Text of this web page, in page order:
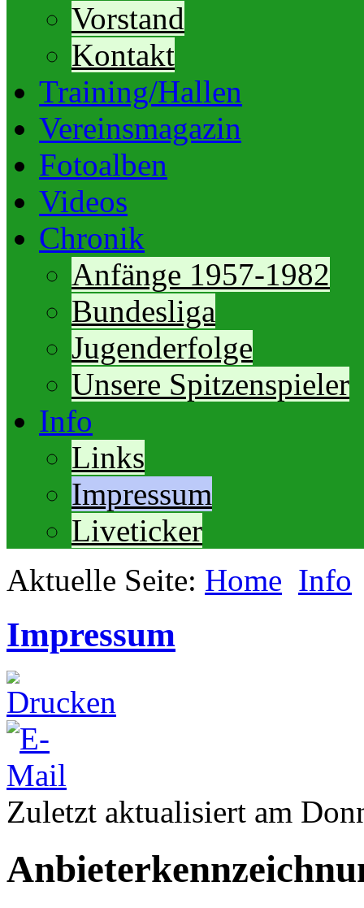
Vorstand
Kontakt
Training/Hallen
Vereinsmagazin
Fotoalben
Videos
Chronik
Anfänge 1957-1982
Bundesliga
Jugenderfolge
Unsere Spitzenspieler
Info
Links
Impressum
Liveticker
Aktuelle Seite: Home Info
Impressum
Zuletzt aktualisiert am